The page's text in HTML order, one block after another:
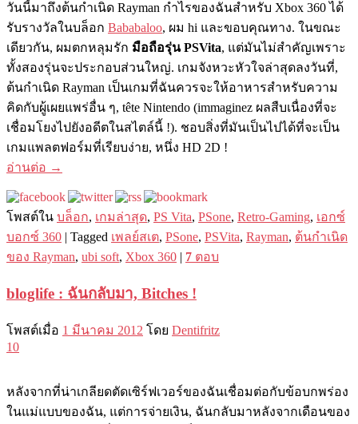
วันนี้มาถึงต้นกำเนิด Rayman กำไรของฉันสำหรับ Xbox 360 ได้
รับรางวัลในบล็อก Bababaloo, ผม hi และขอบคุณทาง. ในขณะ
เดียวกัน, ผมตกหลุมรัก มือถือรุ่น PSVita, แต่มันไม่สำคัญเพราะ
ทั้งสองรุ่นจะประกอบส่วนใหญ่. เกมจังหวะหัวใจล่าสุดลงวันที่,
ต้นกำเนิด Rayman เป็นเกมที่ฉันควรจะให้อาหารสำหรับความ
คิดกับผู้เผยแพร่อื่น ๆ, tête Nintendo (immaginez ผลสืบเนื่องที่จะ
เชื่อมโยงไปยังอดีตในสไตล์นี้ !). ชอบสิ่งที่มันเป็นไปได้ที่จะเป็น
เกมแพลตฟอร์มที่เรียบง่าย, หนึ่ง HD 2D !
อ่านต่อ →
โพสต์ใน บล็อก, เกมล่าสุด, PS Vita, PSone, Retro-Gaming, เอกซ์
บอกซ์ 360 | Tagged เพลย์สเต, PSone, PSVita, Rayman, ต้นกำเนิด
ของ Rayman, ubi soft, Xbox 360 | 7 ตอบ
bloglife : ฉันกลับมา, Bitches !
โพสต์เมื่อ 1 มีนาคม 2012 โดย Dentifritz
10
หลังจากที่น่าเกลียดตัดเซิร์ฟเวอร์ของฉันเชื่อมต่อกับข้อบกพร่อง
ในแม่แบบของฉัน, แต่การจ่ายเงิน, ฉันกลับมาหลังจากเดือนของ